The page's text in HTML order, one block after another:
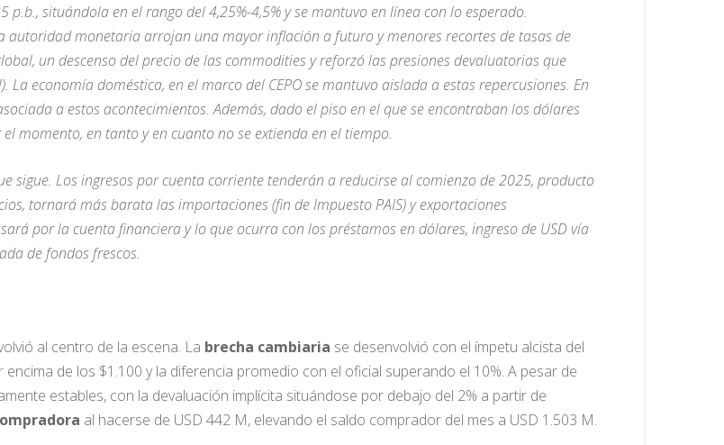
situándola en el rango del 4,25%-4,5% y se mantuvo en línea con lo esperado.
autoridad monetaria arrojan una mayor inflación a futuro y menores recortes de tasas de
un descenso del precio de las commodities y reforzó las presiones devaluatorias que
economía doméstica, en el marco del CEPO se mantuvo aislada a estas repercusiones. En
a estos acontecimientos. Además, dado el piso en el que se encontraban los dólares
momento, en tanto y en cuanto no se extienda en el tiempo.
sigue. Los ingresos por cuenta corriente tenderán a reducirse al comienzo de 2025, producto
tornará más barata las importaciones (fin de Impuesto PAIS) y exportaciones
por la cuenta financiera y lo que ocurra con los préstamos en dólares, ingreso de USD vía
de fondos frescos.
al centro de la escena. La brecha cambiaria se desenvolvió con el ímpetu alcista del
de los $1.100 y la diferencia promedio con el oficial superando el 10%. A pesar de
estables, con la devaluación implícita situándose por debajo del 2% a partir de
al hacerse de USD 442 M, elevando el saldo comprador del mes a USD 1.503 M.